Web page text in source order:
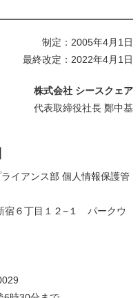
制定：2005年4月1日
最終改定：2022年4月1日
株式会社 シースクェア
代表取締役社長 鄭中基
イアンス部 個人情報保護管
宿６丁目１２−１ パークウ